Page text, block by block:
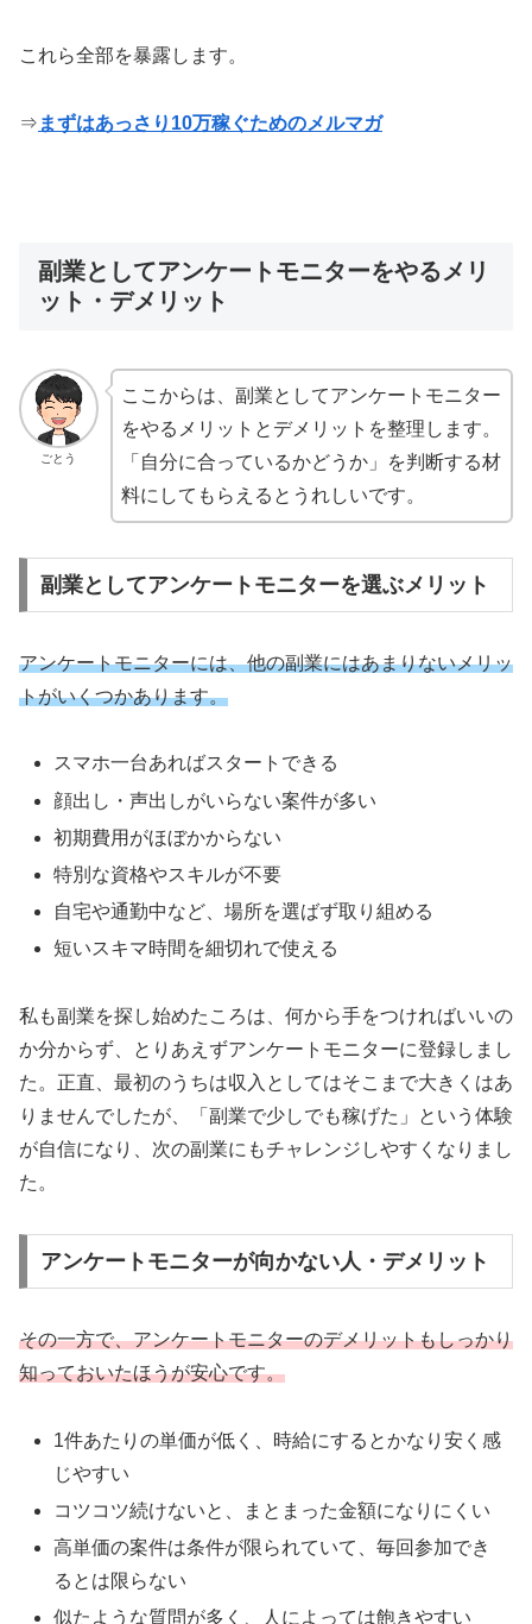
これら全部を暴露します。
⇒ まずはあっさり10万稼ぐためのメルマガ
副業としてアンケートモニターをやるメリ
ット・デメリット
ごとう
ここからは、副業としてアンケートモニター
をやるメリットとデメリットを整理します。
「自分に合っているかどうか」を判断する材
料にしてもらえるとうれしいです。
副業としてアンケートモニターを選ぶメリット
アンケートモニターには、他の副業にはあまりないメリッ
トがいくつかあります。
スマホ一台あればスタートできる
顔出し・声出しがいらない案件が多い
初期費用がほぼかからない
特別な資格やスキルが不要
自宅や通勤中など、場所を選ばず取り組める
短いスキマ時間を細切れで使える
私も副業を探し始めたころは、何から手をつければいいの
か分からず、とりあえずアンケートモニターに登録しまし
た。正直、最初のうちは収入としてはそこまで大きくはあ
りませんでしたが、「副業で少しでも稼げた」という体験
が自信になり、次の副業にもチャレンジしやすくなりまし
た。
アンケートモニターが向かない人・デメリット
その一方で、アンケートモニターのデメリットもしっかり
知っておいたほうが安心です。
1件あたりの単価が低く、時給にするとかなり安く感
じやすい
コツコツ続けないと、まとまった金額になりにくい
高単価の案件は条件が限られていて、毎回参加でき
るとは限らない
似たような質問が多く、人によっては飽きやすい